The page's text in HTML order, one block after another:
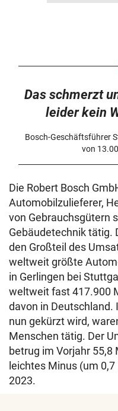
Das schmerzt
leider kein
Bosch-Geschäftsführer
von
Die Robert Bosch
Automobilzulieferer,
von Gebrauchsgütern
Gebäudetechnik tätig.
den Großteil des
weltweit größte
in Gerlingen bei
weltweit fast 417.900
davon in Deutschland.
nun gekürzt wird,
Menschen tätig. Der
betrug im Vorjahr 55,8
leichtes Minus (um
2023.